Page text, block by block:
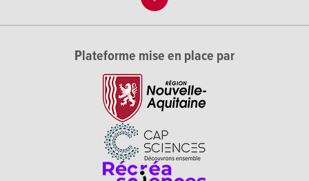
Plateforme mise en place par